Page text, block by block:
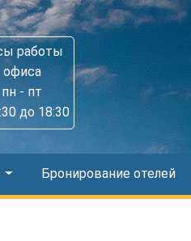
работы
офиса
пн - пт
до 18:30
Бронирование отелей